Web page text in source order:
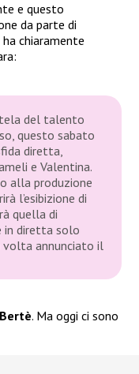
e questo
da parte di
ha chiaramente
del talento
questo sabato
diretta,
e Valentina.
alla produzione
l’esibizione di
quella di
in diretta solo
volta annunciato il
. Ma oggi ci sono